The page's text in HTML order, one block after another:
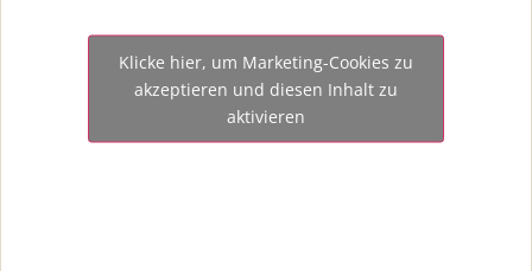
Klicke hier, um Marketing-Cookies zu
akzeptieren und diesen Inhalt zu
aktivieren